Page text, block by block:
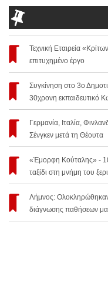
Τεχνική Εταιρεία
επιτυχημένο έργο
Συγκίνηση στο 3ο
30χρονη εκπαιδευτικό
Γερμανία, Ιταλία,
Σένγκεν μετά τη Θέουτα
«Έμορφη Κούταλης» -
ταξίδι στη μνήμη του
Λήμνος: Ολοκληρώθηκαν
διάγνωσης παθήσεων